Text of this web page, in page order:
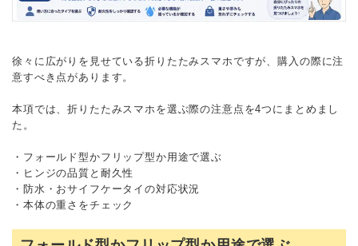
徐々に広がりを見せている折りたたみスマホですが、購入の際に注
意すべき点があります。
本項では、折りたたみスマホを選ぶ際の注意点を4つにまとめまし
た。
・フォールド型かフリップ型か用途で選ぶ
・ヒンジの品質と耐久性
・防水・おサイフケータイの対応状況
・本体の重さをチェック